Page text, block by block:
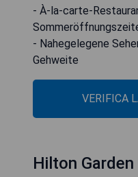
- À-la-carte-
- Nahegelegene
Gehweite
VERIFICA
Hilton